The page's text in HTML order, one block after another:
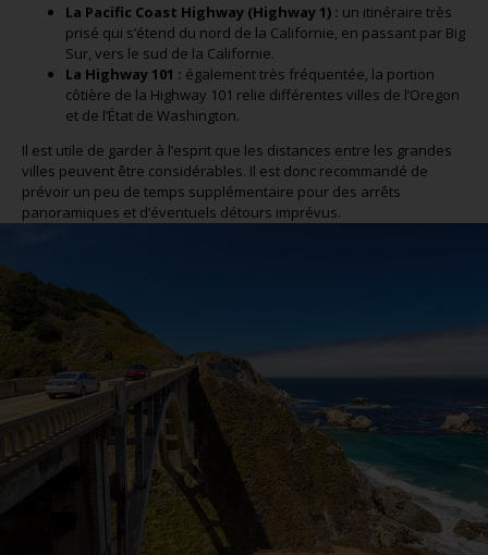
La Pacific Coast Highway (Highway 1) : un itinéraire très
prisé qui s’étend du nord de la Californie, en passant par Big
Sur, vers le sud de la Californie.
La Highway 101 : également très fréquentée, la portion
côtière de la Highway 101 relie différentes villes de l’Oregon
et de l’État de Washington.
Il est utile de garder à l’esprit que les distances entre les grandes
villes peuvent être considérables. Il est donc recommandé de
prévoir un peu de temps supplémentaire pour des arrêts
panoramiques et d’éventuels détours imprévus.